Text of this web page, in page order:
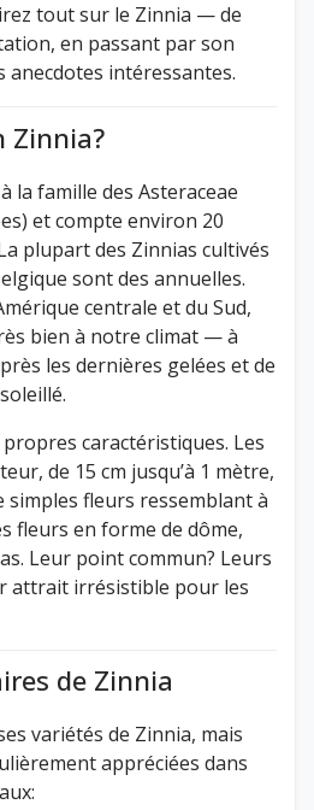
tout sur le Zinnia — de
en passant par son
intéressantes.
Zinnia?
la famille des Asteraceae
et compte environ 20
plupart des Zinnias cultivés
sont des annuelles.
centrale et du Sud,
bien à notre climat — à
les dernières gelées et de
propres caractéristiques. Les
de 15 cm jusqu’à 1 mètre,
simples fleurs ressemblant à
fleurs en forme de dôme,
Leur point commun? Leurs
attrait irrésistible pour les
de Zinnia
variétés de Zinnia, mais
appréciées dans